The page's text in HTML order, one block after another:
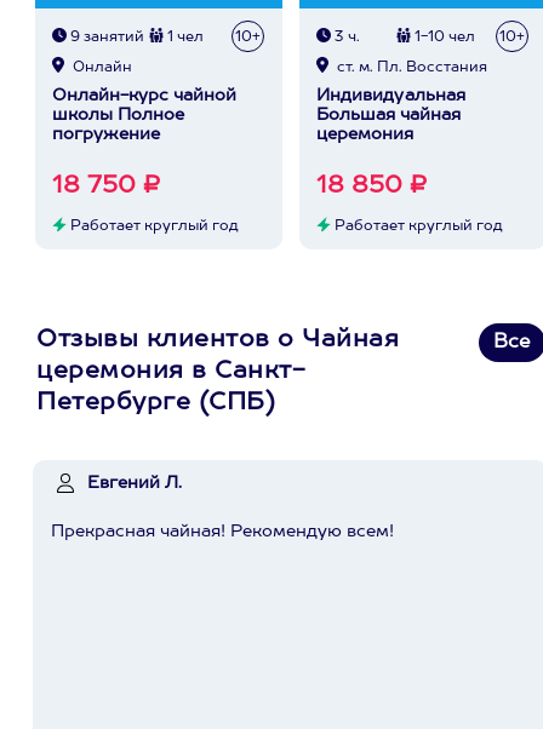
9 занятий 1 чел 10+
Онлайн
Онлайн-курс чайной
школы Полное
погружение
18 750 ₽
Работает круглый год
3 ч. 1-10 чел 10+
ст. м. Пл. Восстания
Индивидуальная
Большая чайная
церемония
18 850 ₽
Работает круглый год
Отзывы клиентов о Чайная
церемония в Санкт-
Петербурге (СПБ)
Все
Евгений Л.
Прекрасная чайная! Рекомендую всем!